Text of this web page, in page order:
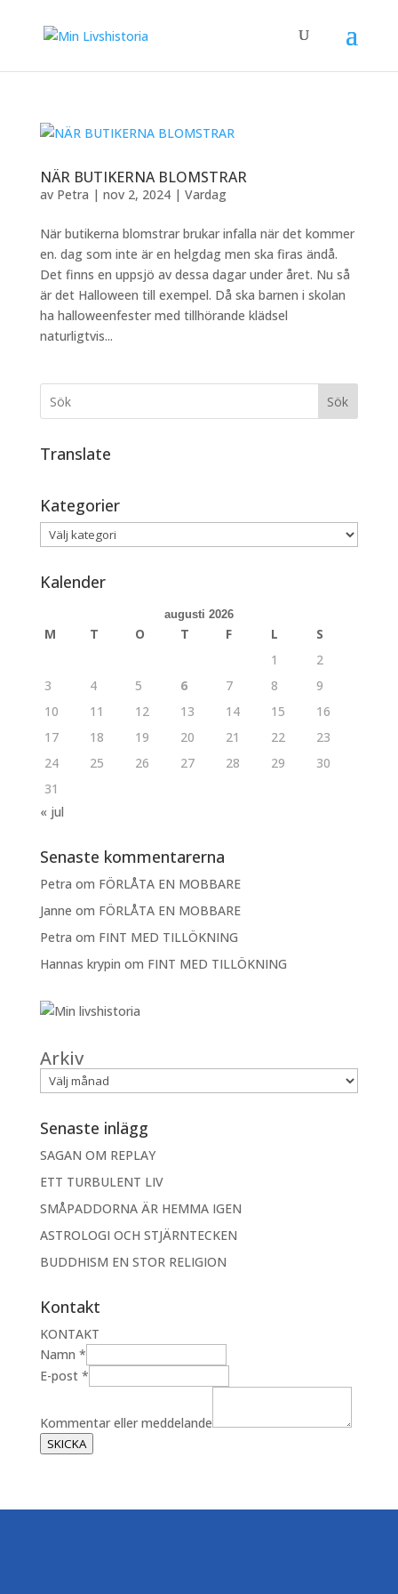
NÄR BUTIKERNA BLOMSTRAR
av Petra | nov 2, 2024| Vardag
När butikerna blomstrar brukar infalla när det kommer
en. dag som inte är en helgdag men ska firas ändå.
Det finns en uppsjö av dessa dagar under året. Nu så
är det Halloween till exempel. Då ska barnen i skolan
ha halloweenfester med tillhörande klädsel
naturligtvis...
Sök
Translate
Kategorier
Kategorier
Kalender
augusti 2026
M T O T F L
S
1
2
3
4 5 6 7 8
9
10
11 12 13 14 15
16
17
18 19 20 21 22
23
24
25 26 27 28 29
30
31
« jul
Senaste kommentarerna
Petra om FÖRLÅTA EN MOBBARE
Janne om FÖRLÅTA EN MOBBARE
Petra om FINT MED TILLÖKNING
Hannas krypin om FINT MED TILLÖKNING
Arkiv
Senaste inlägg
SAGAN OM REPLAY
ETT TURBULENT LIV
SMÅPADDORNA ÄR HEMMA IGEN
ASTROLOGI OCH STJÄRNTECKEN
BUDDHISM EN STOR RELIGION
Kontakt
KONTAKT
Namn *
E-post *
l
l
e
Kommentar eller meddelande
SKICKA